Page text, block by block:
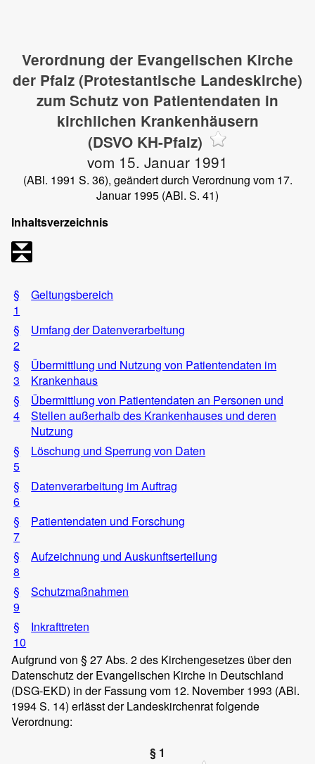
Verordnung der Evangelischen Kirche
der Pfalz (Protestantische Landeskirche)
zum Schutz von Patientendaten in
kirchlichen Krankenhäusern
(DSVO KH-Pfalz)
vom 15. Januar 1991
(ABl. 1991 S. 36), geändert durch Verordnung vom 17.
Januar 1995 (ABl. S. 41)
Inhaltsverzeichnis
§
1
Geltungsbereich
§
2
Umfang der Datenverarbeitung
§
3
Übermittlung und Nutzung von Patientendaten im
Krankenhaus
§
4
Übermittlung von Patientendaten an Personen und
Stellen außerhalb des Krankenhauses und deren
Nutzung
§
5
Löschung und Sperrung von Daten
§
6
Datenverarbeitung im Auftrag
§
7
Patientendaten und Forschung
§
8
Aufzeichnung und Auskunftserteilung
§
9
Schutzmaßnahmen
§
10
Inkrafttreten
Aufgrund von § 27 Abs. 2 des Kirchengesetzes über den
Datenschutz der Evangelischen Kirche in Deutschland
(DSG-EKD) in der Fassung vom 12. November 1993 (ABl.
1994 S. 14) erlässt der Landeskirchenrat folgende
Verordnung:
§ 1